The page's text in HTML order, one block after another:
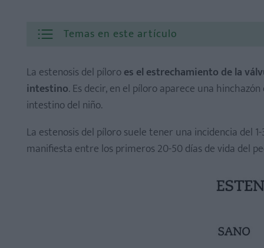
Temas en este artículo
La estenosis del píloroes el estrechamiento de la
intestino. Es decir, en el píloro aparece una
intestino del niño.
La estenosis del píloro suele tener una incidencia del
manifiesta entre los primeros 20-50 días de vida del